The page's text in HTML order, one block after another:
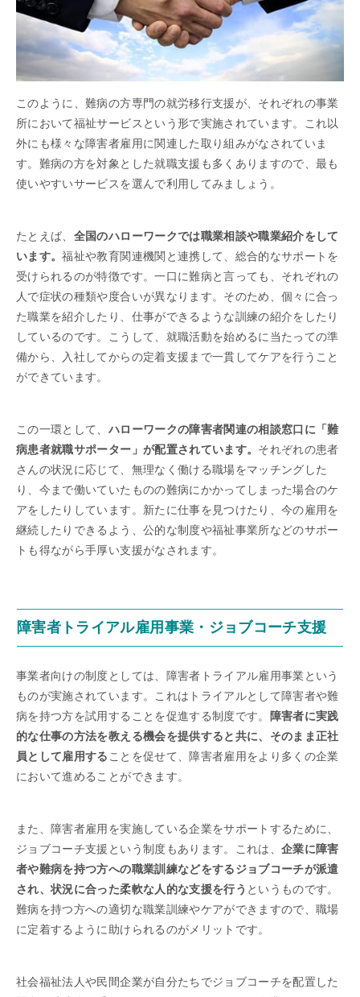
このように、難病の方専門の就労移行支援が、それぞれの事業
所において福祉サービスという形で実施されています。これ以
外にも様々な障害者雇用に関連した取り組みがなされていま
す。難病の方を対象とした就職支援も多くありますので、最も
使いやすいサービスを選んで利用してみましょう。
たとえば、 全国のハローワークでは職業相談や職業紹介をして
います。福祉や教育関連機関と連携して、総合的なサポートを
受けられるのが特徴です。一口に難病と言っても、それぞれの
人で症状の種類や度合いが異なります。そのため、個々に合っ
た職業を紹介したり、仕事ができるような訓練の紹介をしたり
しているのです。こうして、就職活動を始めるに当たっての準
備から、入社してからの定着支援まで一貫してケアを行うこと
ができています。
この一環として、 ハローワークの障害者関連の相談窓口に「難
病患者就職サポーター」が配置されています。 それぞれの患者
さんの状況に応じて、無理なく働ける職場をマッチングした
り、今まで働いていたものの難病にかかってしまった場合のケ
アをしたりしています。新たに仕事を見つけたり、今の雇用を
継続したりできるよう、公的な制度や福祉事業所などのサポー
トも得ながら手厚い支援がなされます。
障害者トライアル雇用事業・ジョブコーチ支援
事業者向けの制度としては、障害者トライアル雇用事業という
ものが実施されています。これはトライアルとして障害者や難
病を持つ方を試用することを促進する制度です。
障害者に実践
的な仕事の方法を教える機会を提供すると共に、そのまま正社
員として雇用する ことを促せて、障害者雇用をより多くの企業
において進めることができます。
また、障害者雇用を実施している企業をサポートするために、
ジョブコーチ支援という制度もあります。これは、企業に障害
者や難病を持つ方への職業訓練などをするジョブコーチが派遣
され、状況に合った柔軟な人的な支援を行う というものです。
難病を持つ方への適切な職業訓練やケアができますので、職場
に定着するように助けられるのがメリットです。
社会福祉法人や民間企業が自分たちでジョブコーチを配置した